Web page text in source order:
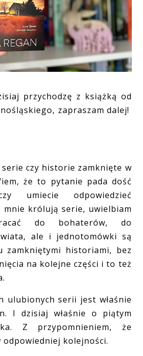
przychodzę z książką od
zapraszam dalej!
czy historie zamknięte w
że to pytanie pada dość
umiecie odpowiedzieć
mnie królują serie, uwielbiam
do bohaterów, do
ale i jednotomówki są
zamkniętymi historiami, bez
na kolejne części i to też
serii jest właśnie
I dzisiaj właśnie o piątym
Z przypomnieniem, że
odpowiedniej kolejności.